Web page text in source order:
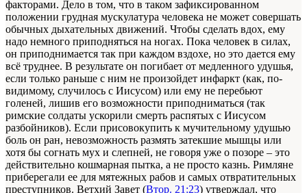
факторами. Дело в том, что в таком зафиксированном
положении грудная мускулатура человека не может совершать
обычных дыхательных движений. Чтобы сделать вдох, ему
надо немного приподняться на ногах. Пока человек в силах,
он приподнимается так при каждом вздохе, но это дается ему
всё труднее. В результате он погибает от медленного удушья,
если только раньше с ним не произойдет инфаркт (как, по-
видимому, случилось с Иисусом) или ему не перебьют
голеней, лишив его возможности приподниматься (так
римские солдаты ускорили смерть распятых с Иисусом
разбойников). Если присовокупить к мучительному удушью
боль он ран, невозможность размять затекшие мышцы или
хотя бы согнать мух и слепней, не говоря уже о позоре – это
действительно кошмарная пытка, а не просто казнь. Римляне
приберегали ее для мятежных рабов и самых отвратительных
преступников. Ветхий Завет (Втор. 21:23) утверждал, что